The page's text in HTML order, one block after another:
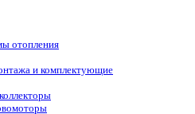
отопления
и комплектующие